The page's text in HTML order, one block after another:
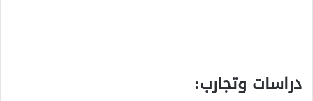
دراسات وتجارب: